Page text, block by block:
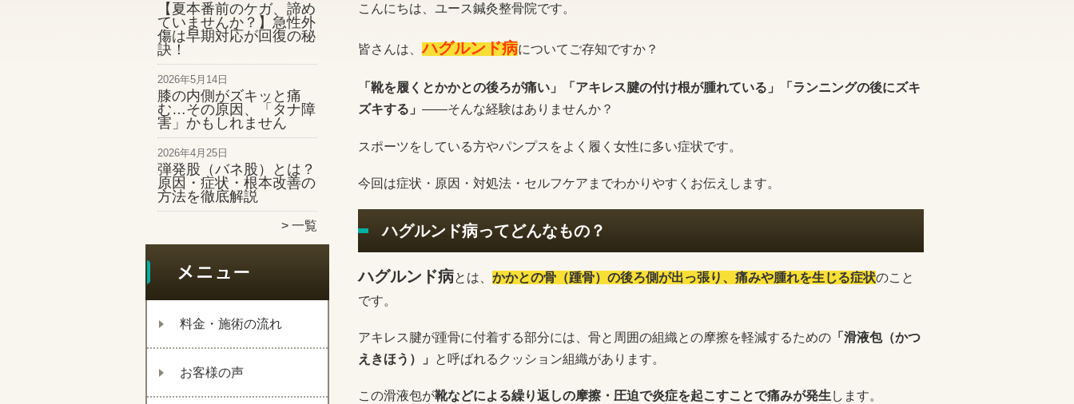
【夏本番前のケガ、諦め
ていませんか？】急性外
傷は早期対応が回復の秘
訣！
2026年5月14日
膝の内側がズキッと痛
む…その原因、「タナ障
害」かもしれません
2026年4月25日
弾発股（バネ股）とは？
原因・症状・根本改善の
方法を徹底解説
一覧
料金・施術の流れ
お客様の声
こんにちは、ユース鍼灸整骨院です。
皆さんは、ハグルンド病についてご存知ですか？
「靴を履くとかかとの後ろが痛い」「アキレス腱の付け根が腫れている」「ランニングの後にズキ
ズキする」 ——そんな経験はありませんか？
スポーツをしている方やパンプスをよく履く女性に多い症状です。
今回は症状・原因・対処法・セルフケアまでわかりやすくお伝えします。
ハグルンド病ってどんなもの？
ハグルンド病とは、 かかとの骨（踵骨）の後ろ側が出っ張り、痛みや腫れを生じる症状のこと
です。
アキレス腱が踵骨に付着する部分には、骨と周囲の組織との摩擦を軽減するための 「滑液包（かつ
えきほう）」
と呼ばれるクッション組織があります。
この滑液包が靴などによる繰り返しの摩擦・圧迫で炎症を起こすことで痛みが発生 します。